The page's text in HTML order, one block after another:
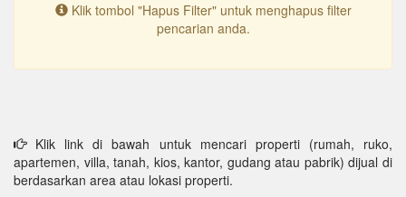
Klik tombol "Hapus Filter" untuk menghapus filter
pencarian anda.
Klik link di bawah untuk mencari properti (rumah, ruko,
apartemen, villa, tanah, kios, kantor, gudang atau pabrik) dijual di
berdasarkan area atau lokasi properti.